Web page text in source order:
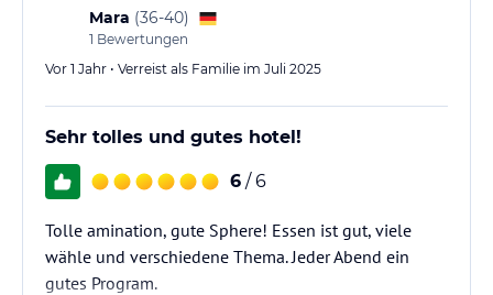
Mara (36-40)
1 Bewertungen
Vor 1 Jahr • Verreist als Familie im Juli 2025
Sehr tolles und gutes hotel!
6 / 6
Tolle amination, gute Sphere! Essen ist gut, viele
wähle und verschiedene Thema. Jeder Abend ein
gutes Program.